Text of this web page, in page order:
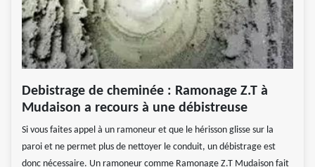
Debistrage de cheminée : Ramonage Z.T à
Mudaison a recours à une débistreuse
Si vous faites appel à un ramoneur et que le hérisson glisse sur la
paroi et ne permet plus de nettoyer le conduit, un débistrage est
donc nécessaire. Un ramoneur comme Ramonage Z.T Mudaison fait